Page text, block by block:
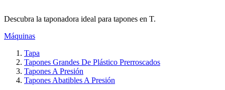
Descubra la taponadora ideal para tapones en T.
Máquinas
Tapa
Tapones Grandes De Plástico Prerroscados
Tapones A Presión
Tapones Abatibles A Presión